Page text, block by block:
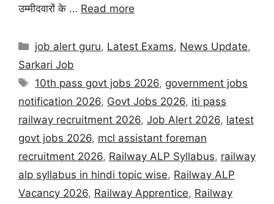
उम्मीदवारों के … Read more
job alert guru, Latest Exams, News Update,
Sarkari Job
10th pass govt jobs 2026, government jobs
notification 2026, Govt Jobs 2026, iti pass
railway recruitment 2026, Job Alert 2026, latest
govt jobs 2026, mcl assistant foreman
recruitment 2026, Railway ALP Syllabus, railway
alp syllabus in hindi topic wise, Railway ALP
Vacancy 2026, Railway Apprentice, Railway